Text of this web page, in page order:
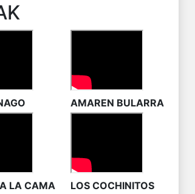
AMAREN BULARRA
LA CAMA LOS COCHINITOS